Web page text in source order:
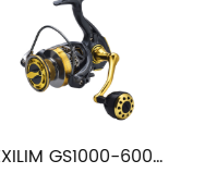
EXILIM GS1000-6000 Metallum Wire Cup Fishing Spinning Reel